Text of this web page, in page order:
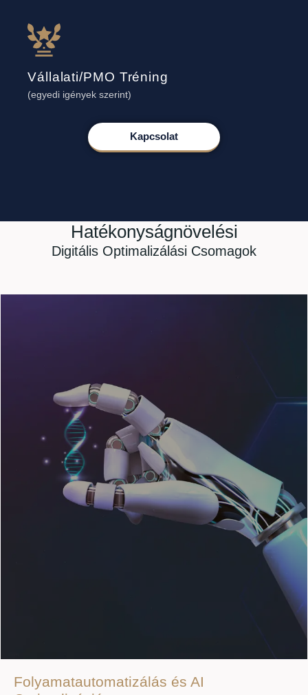
Vállalati/PMO Tréning
(egyedi igények szerint)
Kapcsolat
Hatékonyságnövelési
Digitális Optimalizálási Csomagok
Folyamatautomatizálás és AI